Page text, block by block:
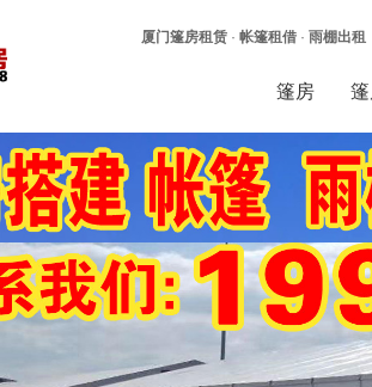
厦门篷房租赁· 帐篷租借· 雨棚出租
篷房